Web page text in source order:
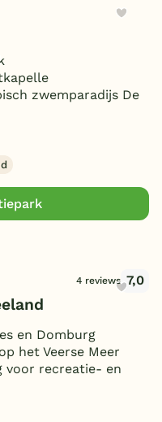
zwemparadijs De
4 reviews 7,0
en Domburg
het Veerse Meer
voor recreatie- en